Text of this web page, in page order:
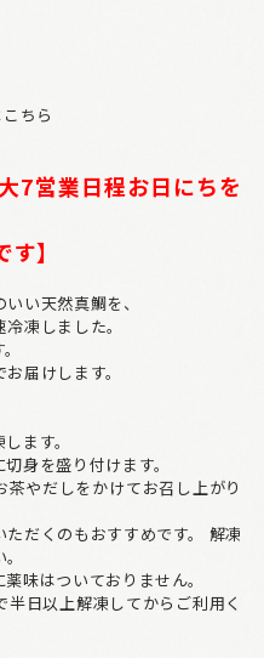
こちら
7営業日程お日にちを
】
い天然真鯛を、
凍しました。
届けします。
ます。
身を盛り付けます。
やだしをかけてお召し上がり
だくのもおすすめです。 解凍
味はついておりません。
日以上解凍してからご利用く